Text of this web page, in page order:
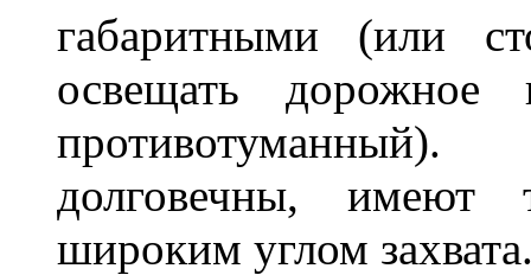
габаритными (или
освещать
долговечны, имеют
широким углом